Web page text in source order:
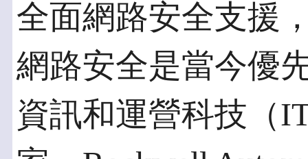
全面網路安全支援
網路安全是當今優
資訊和運營科技（